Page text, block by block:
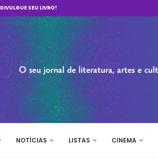
DIVULGUE SEU LIVRO!
NOTÍCIAS LISTAS CINEMA